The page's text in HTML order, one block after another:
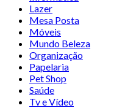
Lazer
Mesa Posta
Móveis
Mundo Beleza
Organização
Papelaria
Pet Shop
Saúde
Tv e Vídeo